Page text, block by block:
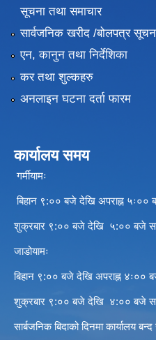
सूचना तथा समाचार
सार्वजनिक खरीद /बोलपत्र
एन, कानुन तथा निर्देशिका
कर तथा शुल्कहरु
अनलाइन घटना दर्ता फारम
कार्यालय समय
गर्मीयामः
बिहान ९:०० बजे देखि अपराह्न ५ः००
शुक्रबार ९:०० बजे देखि ५:०० बजे
जाडोयामः
बिहान ९:०० बजे देखि अपराह्न ४ः००
शुक्रबार ९:०० बजे देखि ४:०० बजे
सार्बजनिक बिदाको दिनमा कार्यालय